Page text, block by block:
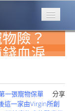
險？
血淚
合報
分享
一張寵物保單
這一家由Virgin所創